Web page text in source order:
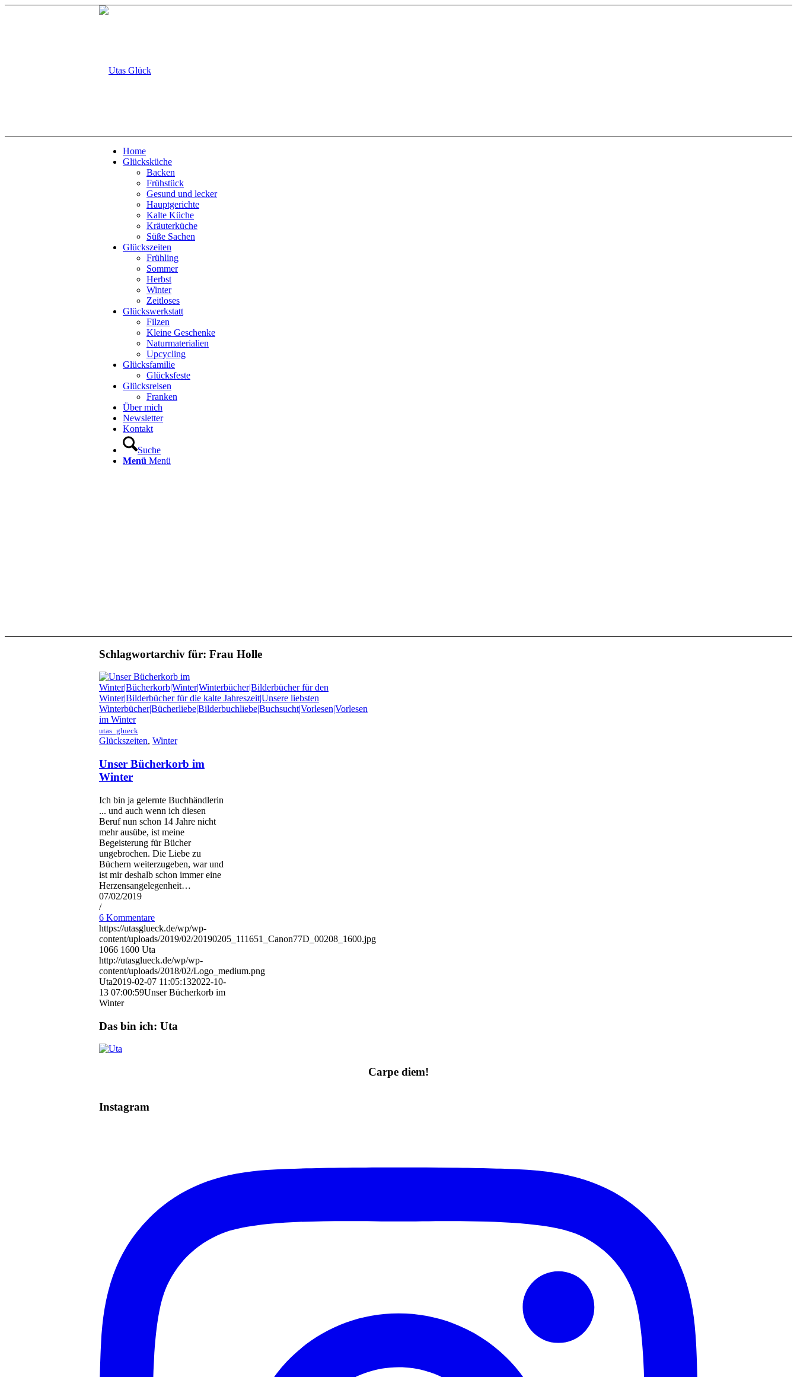
Home
Glücksküche
Backen
Frühstück
Gesund und lecker
Hauptgerichte
Kalte Küche
Kräuterküche
Süße Sachen
Glückszeiten
Frühling
Sommer
Herbst
Winter
Zeitloses
Glückswerkstatt
Filzen
Kleine Geschenke
Naturmaterialien
Upcycling
Glücksfamilie
Glücksfeste
Glücksreisen
Franken
Über mich
Newsletter
Kontakt
Suche
Menü Menü
Schlagwortarchiv für: Frau Holle
utas_glueck
Glückszeiten, Winter
Unser Bücherkorb im
Winter
Ich bin ja gelernte Buchhändlerin
... und auch wenn ich diesen
Beruf nun schon 14 Jahre nicht
mehr ausübe, ist meine
Begeisterung für Bücher
ungebrochen. Die Liebe zu
Büchern weiterzugeben, war und
ist mir deshalb schon immer eine
Herzensangelegenheit…
07/02/2019
/
6 Kommentare
https://utasglueck.de/wp/wp-
content/uploads/2019/02/20190205_111651_Canon77D_00208_1600.jpg
1066 1600 Uta
http://utasglueck.de/wp/wp-
content/uploads/2018/02/Logo_medium.png
Uta2019-02-07 11:05:132022-10-
13 07:00:59Unser Bücherkorb im
Winter
Das bin ich: Uta
Carpe diem!
Instagram